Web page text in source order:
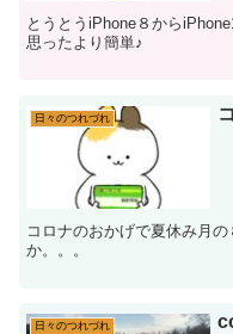
とうとうiPhone８から
思ったより簡単♪
日々のつれづれ
コロナのおかげで夏休み月
か。。。
日々のつれづれ